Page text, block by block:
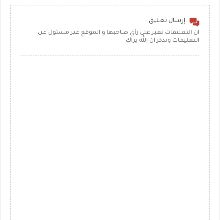
إرسال تعليق
ان التعليقات تعبر علي رأي صاحبها و الموقع غير مسئول عن
التعليقات وتذكر ان الله يراك